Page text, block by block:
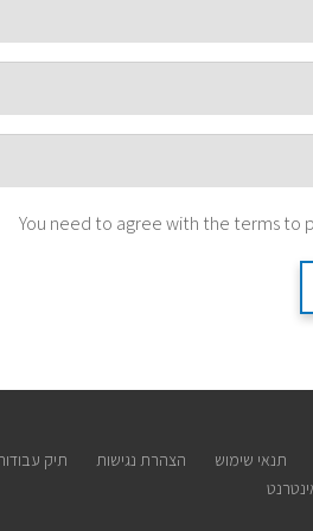
You need to agree with the terms to
תנאי שימוש הצהרת נגישות תיק